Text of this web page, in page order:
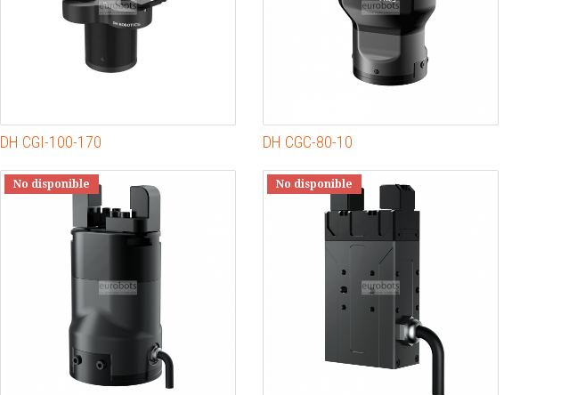
DH CGI-100-170 DH CGC-80-10
No disponible No disponible